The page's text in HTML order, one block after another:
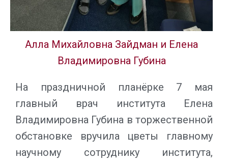
Алла Михайловна Зайдман и Елена
Владимировна Губина
На праздничной планёрке 7 мая
главный врач института Елена
Владимировна Губина в торжественной
обстановке вручила цветы главному
научному сотруднику института,